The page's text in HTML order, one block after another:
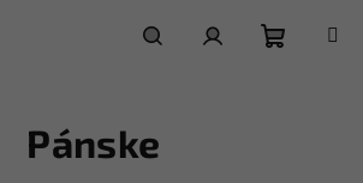
Pánske